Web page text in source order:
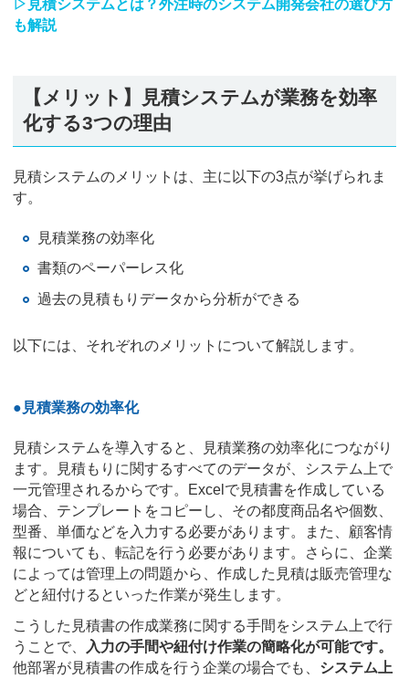
▷見積システムとは？外注時のシステム開発会社の選び方
も解説
【メリット】見積システムが業務を効率
化する3つの理由
見積システムのメリットは、主に以下の3点が挙げられま
す。
見積業務の効率化
書類のペーパーレス化
過去の見積もりデータから分析ができる
以下には、それぞれのメリットについて解説します。
●見積業務の効率化
見積システムを導入すると、見積業務の効率化につながり
ます。見積もりに関するすべてのデータが、システム上で
一元管理されるからです。Excelで見積書を作成している
場合、テンプレートをコピーし、その都度商品名や個数、
型番、単価などを入力する必要があります。また、顧客情
報についても、転記を行う必要があります。さらに、企業
によっては管理上の問題から、作成した見積は販売管理な
どと紐付けるといった作業が発生します。
こうした見積書の作成業務に関する手間をシステム上で行
うことで、
入力の手間や紐付け作業の簡略化が可能です。
他部署が見積書の作成を行う企業の場合でも、 システム上